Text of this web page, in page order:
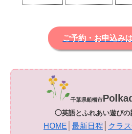
ご予約・お申込み
千葉県船橋市
◯英語とふれあい遊び
HOME 最新日程 クラ